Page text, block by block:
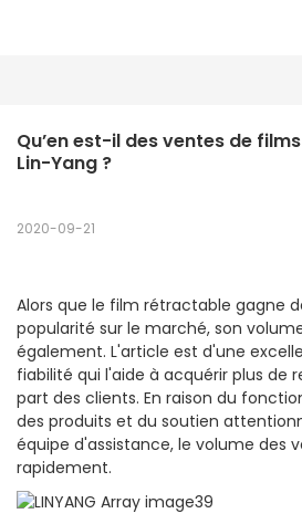
Qu’en est-il des ventes de
Lin-Yang ?
2020-09-21
Alors que le film rétractable gagne
popularité sur le marché, son
également. L'article est d'une
fiabilité qui l'aide à acquérir plus de
part des clients. En raison du
des produits et du soutien
équipe d'assistance, le volume des
rapidement.